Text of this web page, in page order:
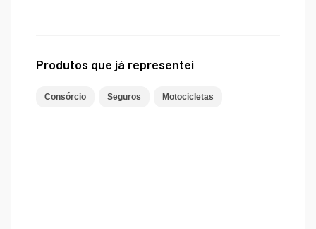
Produtos que já representei
Consórcio Seguros Motocicletas